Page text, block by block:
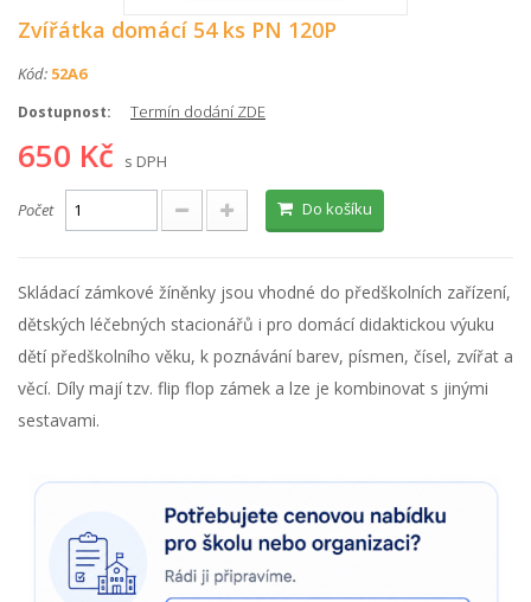
Zvířátka domácí 54 ks PN 120P
Kód: 52A6
Dostupnost: Termín dodání ZDE
650 Kč s DPH
Počet Do košíku
Skládací zámkové žíněnky jsou vhodné do předškolních zařízení,
dětských léčebných stacionářů i pro domácí didaktickou výuku
dětí předškolního věku, k poznávání barev, písmen, čísel, zvířat a
věcí. Díly mají tzv. flip flop zámek a lze je kombinovat s jinými
sestavami.